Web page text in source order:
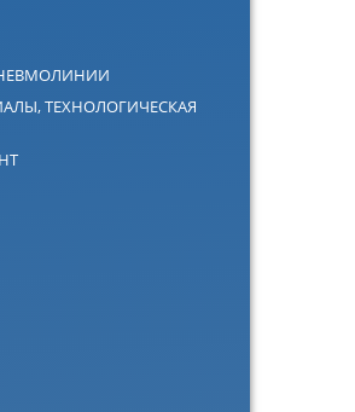
ТЕХНОЛОГИЧЕСКАЯ